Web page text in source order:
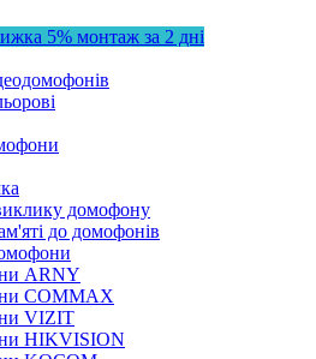
5% монтаж за 2 дні
домофону
до домофонів
ARNY
COMMAX
VIZIT
HIKVISION